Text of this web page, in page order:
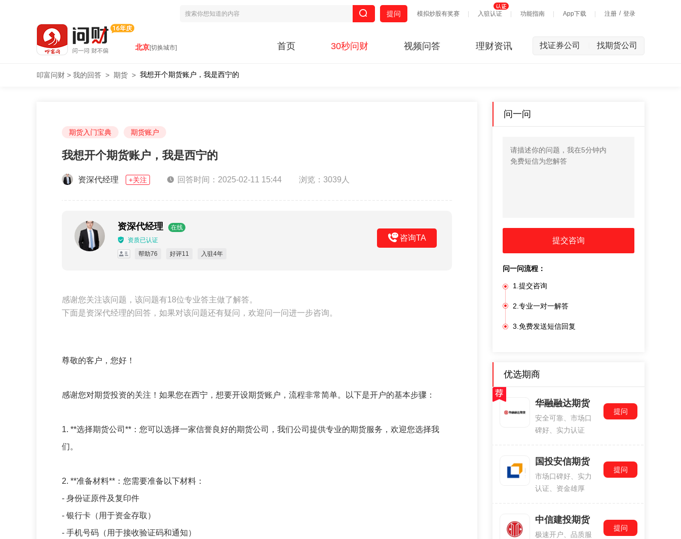
模拟炒股有奖赛 入驻认证 功能指南 App下载 注册 / 登录
提问
北京[切换城市] 首页 30秒问财 视频问答 理财资讯 找证券公司 找期货公司
叩富问财 > 我的回答 > 期货 > 我想开个期货账户，我是西宁的
期货入门宝典 期货账户
我想开个期货账户，我是西宁的
资深代经理 +关注 回答时间：2025-02-11 15:44 浏览：3039人
资深代经理
在线
资质已认证
帮助76
好评11 入驻4年
咨询TA
感谢您关注该问题，该问题有18位专业答主做了解答。
下面是资深代经理的回答，如果对该问题还有疑问，欢迎问一问进一步咨询。
尊敬的客户，您好！
感谢您对期货投资的关注！如果您在西宁，想要开设期货账户，流程非常简单。以下是开户的基本步骤：
1. **选择期货公司**：您可以选择一家信誉良好的期货公司，我们公司提供专业的期货服务，欢迎您选择我
们。
2. **准备材料**：您需要准备以下材料：
- 身份证原件及复印件
- 银行卡（用于资金存取）
- 手机号码（用于接收验证码和通知）
问一问
提交咨询
问一问流程：
1.提交咨询
2.专业一对一解答
3.免费发送短信回复
优选期商
华融融达期货
安全可靠、市场口
碑好、实力认证
提问
国投安信期货
市场口碑好、实力
认证、资金雄厚
提问
中信建投期货
极速开户、品质服
提问